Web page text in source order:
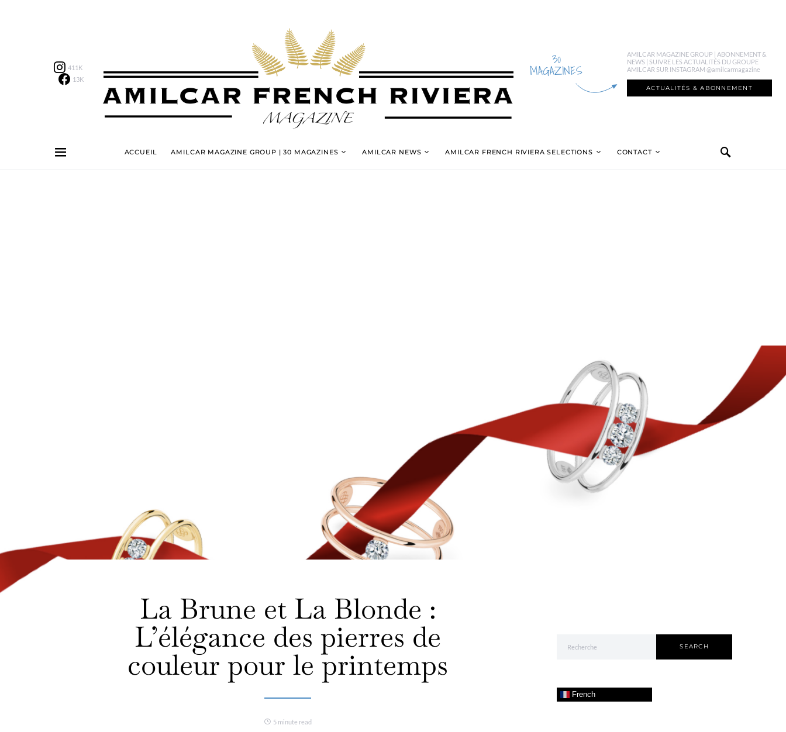
411K
13K
30
MAGAZINES
AMILCAR MAGAZINE GROUP | ABONNEMENT &
NEWS | SUIVRE LES ACTUALITÉS DU GROUPE
AMILCAR SUR INSTAGRAM @amilcarmagazine
ACTUALITÉS & ABONNEMENT
ACCUEIL AMILCAR MAGAZINE GROUP | 30 MAGAZINES AMILCAR NEWS AMILCAR FRENCH RIVIERA SELECTIONS CONTACT
La Brune et La Blonde :
L’élégance des pierres de
couleur pour le printemps
5 minute read
SEARCH
French